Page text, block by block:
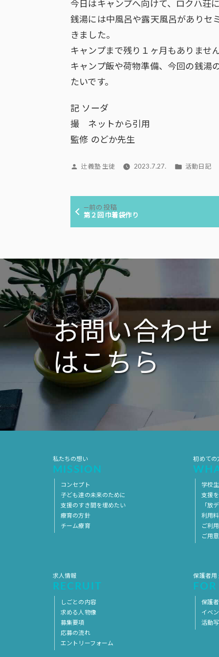
今日はキャンプへ向けて、ロクハ荘
銭湯には中風呂や露天風呂がありセ
きました。
キャンプまで残り１ヶ月もありませ
キャンプ飯や荷物準備、今回の銭湯
たいです。
記 ソーダ
撮 ネットから引用
監修 のどか先生
投
辻義塾 生徒 2023.7.27.
カ
活動日記
ゲ
ー
シ
ョ
ン
前の投稿前
の
第２回巾着袋作り
お問い合わせ
はこちら
私たちの想い
MISSION
コンセプト
子ども達の未来のために
支援のすき間を埋めたい
療育の方針
チーム療育
初めての
学校
支援
「放
利用
ご利
ご用
求人情報
RECRUIT
しごとの内容
求める人物像
募集要項
応募の流れ
エントリーフォーム
保護者用
保護
イベ
活動